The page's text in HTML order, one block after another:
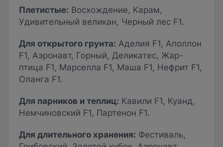
Плетистые: Восхождение, Карам,
Удивительный великан, Черный лес F1.
Для открытого грунта: Аделия F1, Аполлон
F1, Аэронавт, Горный, Деликатес, Жар-
птица F1, Марселла F1, Маша F1, Нефрит F1,
Оланга F1.
Для парников и теплиц: Кавили F1, Куанд,
Немчиновский F1, Партенон F1.
Для длительного хранения: Фестиваль,